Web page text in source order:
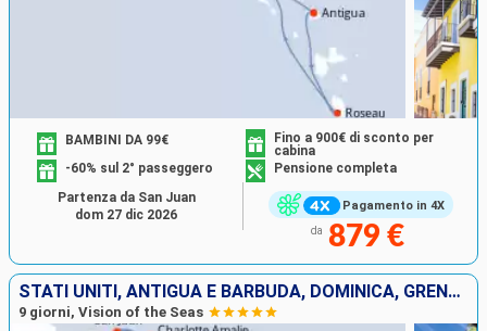
Pagamento in 4X
BAMBINI DA 99€
Fino a 900€ di sconto per
cabina
-60% sul 2° passeggero
Pensione completa
da 879 €
Partenza da San Juan
dom 27 dic 2026
STATI UNITI, ANTIGUA E BARBUDA, DOMINICA, GRENADA, BARBADOS, SAINT MARTIN, PORTORICO
9 giorni, Vision of the Seas